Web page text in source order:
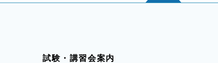
試験・講習会案内